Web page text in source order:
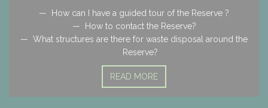
How can I have a guided tour of the Reserve ?
How to contact the Reserve?
What structures are there for waste disposal around the
Reserve?
READ MORE